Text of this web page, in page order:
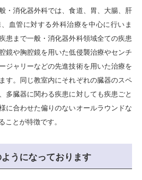
・消化器外科では、食道、胃、大腸、肝
血管に対する外科治療を中心に行いま
患まで一般・消化器外科領域全ての疾患
鏡や胸腔鏡を用いた低侵襲治療やセンチ
ジャリーなどの先進技術を用いた治療を
す。同じ教室内にそれぞれの臓器のスペ
多臓器に関わる疾患に対しても疾患ごと
に合わせた偏りのないオールラウンドな
ことが特徴です。
うになっております